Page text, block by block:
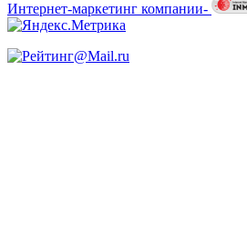
Интернет-маркетинг компании-